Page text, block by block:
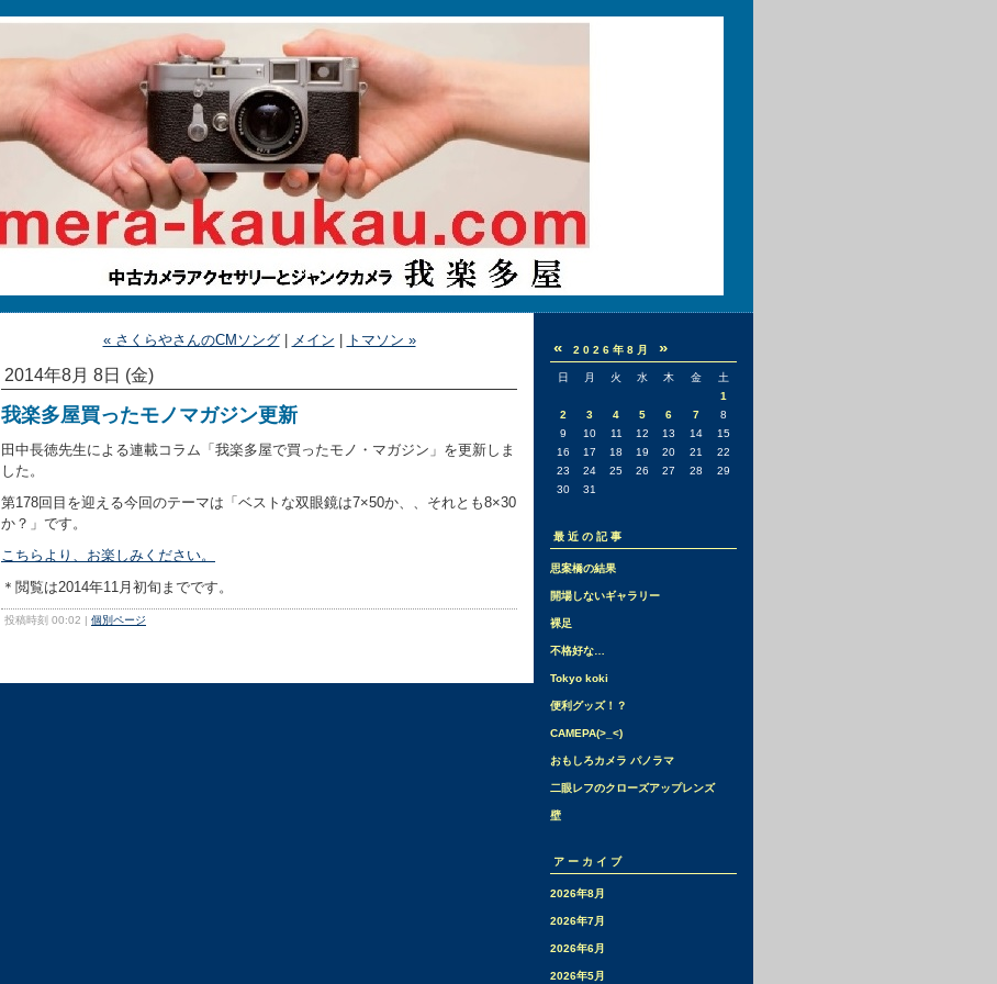
« さくらやさんのCMソング| メイン トマソン »
2014年8月 8日 (金)
我楽多屋買ったモノマガジン更新
田中長徳先生による連載コラム「我楽多屋で買ったモノ・マガジン」を更新しま
した。
第178回目を迎える今回のテーマは「ベストな双眼鏡は7×50か、、それとも8×30
か？」です。
こちらより、お楽しみください。
＊閲覧は2014年11月初旬までです。
投稿時刻 00:02 | 個別ページ
« 2026年8月 »
日 月 火 水 木 金
土
1
2
3 4 5 6 7
8
9
10 11 12 13 14
15
16
17 18 19 20 21
22
23
24 25 26 27 28
29
30
31
最近の記事
思案橋の結果
開場しないギャラリー
裸足
不格好な…
Tokyo koki
便利グッズ！？
CAMEPA(>_<)
おもしろカメラ パノラマ
二眼レフのクローズアップレンズ
壁
アーカイブ
2026年8月
2026年7月
2026年6月
2026年5月